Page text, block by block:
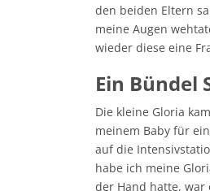
den beiden Eltern
meine Augen
wieder diese eine
Ein Bündel
Die kleine Gloria
meinem Baby für
auf die
habe ich meine
der Hand hatte,